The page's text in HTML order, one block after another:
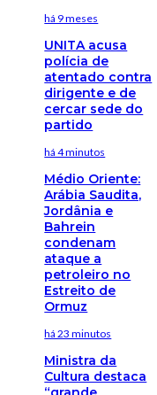
há 9 meses
UNITA acusa
polícia de
atentado contra
dirigente e de
cercar sede do
partido
há 4 minutos
Médio Oriente:
Arábia Saudita,
Jordânia e
Bahrein
condenam
ataque a
petroleiro no
Estreito de
Ormuz
há 23 minutos
Ministra da
Cultura destaca